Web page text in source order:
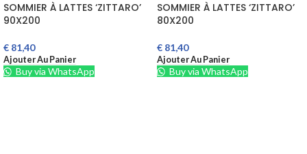
SOMMIER À LATTES ‘ZITTARO’
90X200
€ 81,40
Ajouter Au Panier
Buy via WhatsApp
SOMMIER À LATTES ‘ZITTARO’
80X200
€ 81,40
Ajouter Au Panier
Buy via WhatsApp